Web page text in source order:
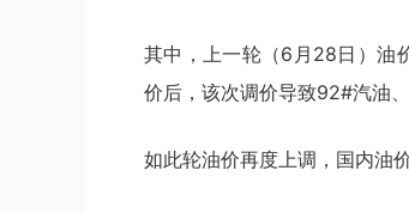
其中，上一轮（6月28日）油
价后，该次调价导致92#汽油
如此轮油价再度上调，国内油